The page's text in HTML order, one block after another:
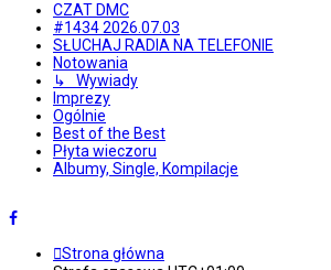
CZAT DMC
#1434 2026.07.03
SŁUCHAJ RADIA NA TELEFONIE
Notowania
↳ Wywiady
Imprezy
Ogólnie
Best of the Best
Płyta wieczoru
Albumy, Single, Kompilacje
Strona główna